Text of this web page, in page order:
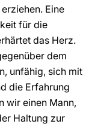
Eine
für die
das Herz.
dem
unfähig, sich mit
die Erfahrung
wir einen Mann,
Haltung zur